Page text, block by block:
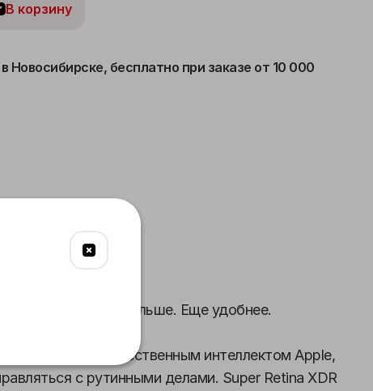
В корзину
Новосибирске, бесплатно при заказе от 10 000
Питание
iPhone 16. Еще больше. Еще удобнее.
работает с искусственным интеллектом Apple,
с рутинными делами. Super Retina XDR